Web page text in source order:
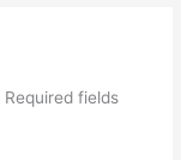
Required fields